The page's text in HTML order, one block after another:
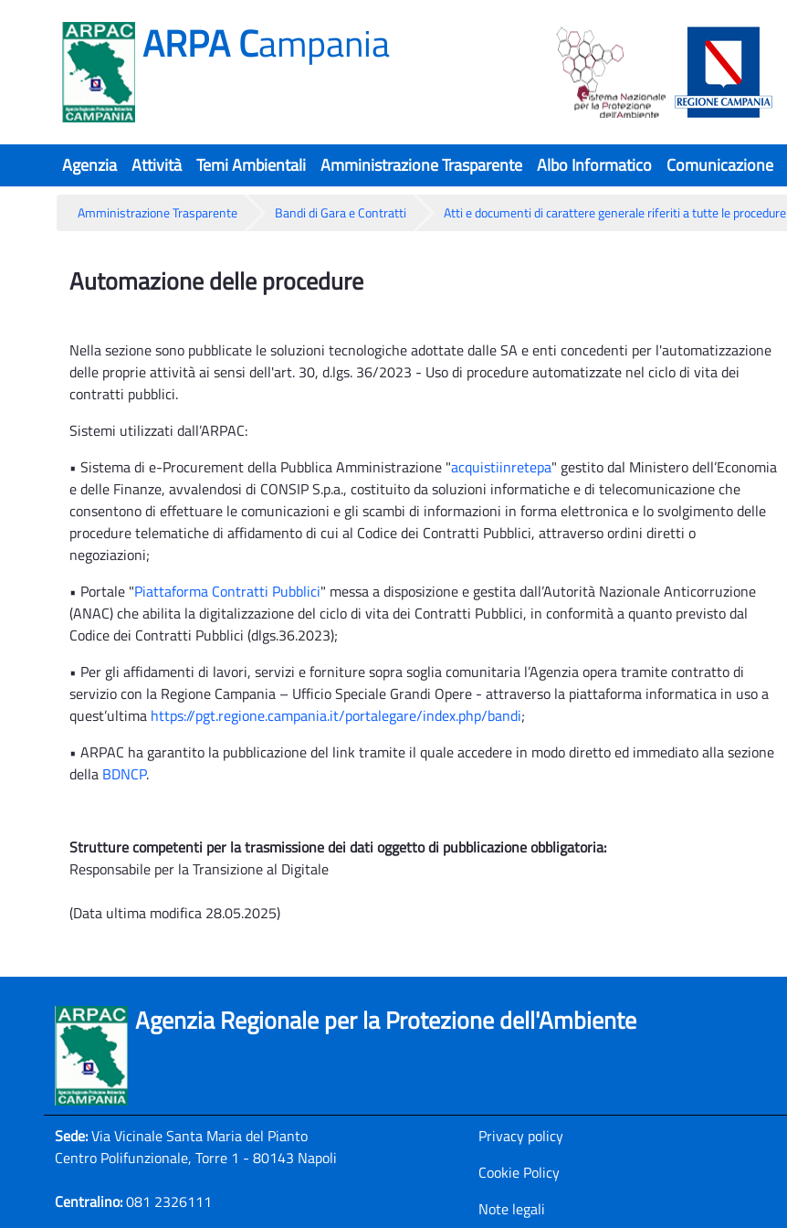
ARPA Campania
Agenzia Attività Temi Ambientali Amministrazione Trasparente Albo Informatico Comunicazione
Amministrazione Trasparente Bandi di Gara e Contratti Atti e documenti di carattere generale riferiti a tutte le procedure
Automazione delle procedure
Automazione delle procedure
Nella sezione sono pubblicate le soluzioni tecnologiche adottate dalle SA e enti concedenti per l'automatizzazione
delle proprie attività ai sensi dell'art. 30, d.lgs. 36/2023 - Uso di procedure automatizzate nel ciclo di vita dei
contratti pubblici.
Sistemi utilizzati dall’ARPAC:
• Sistema di e-Procurement della Pubblica Amministrazione "acquistiinretepa" gestito dal Ministero dell’Economia
e delle Finanze, avvalendosi di CONSIP S.p.a., costituito da soluzioni informatiche e di telecomunicazione che
consentono di effettuare le comunicazioni e gli scambi di informazioni in forma elettronica e lo svolgimento delle
procedure telematiche di affidamento di cui al Codice dei Contratti Pubblici, attraverso ordini diretti o
negoziazioni;
• Portale "Piattaforma Contratti Pubblici" messa a disposizione e gestita dall’Autorità Nazionale Anticorruzione
(ANAC) che abilita la digitalizzazione del ciclo di vita dei Contratti Pubblici, in conformità a quanto previsto dal
Codice dei Contratti Pubblici (dlgs.36.2023);
• Per gli affidamenti di lavori, servizi e forniture sopra soglia comunitaria l’Agenzia opera tramite contratto di
servizio con la Regione Campania – Ufficio Speciale Grandi Opere - attraverso la piattaforma informatica in uso a
quest’ultima https://pgt.regione.campania.it/portalegare/index.php/bandi;
• ARPAC ha garantito la pubblicazione del link tramite il quale accedere in modo diretto ed immediato alla sezione
della BDNCP.
Strutture competenti per la trasmissione dei dati oggetto di pubblicazione obbligatoria:
Responsabile per la Transizione al Digitale
(Data ultima modifica 28.05.2025)
Agenzia Regionale per la Protezione dell'Ambiente
Sede:Via Vicinale Santa Maria del Pianto
Centro Polifunzionale, Torre 1 - 80143 Napoli
Centralino:081 2326111
Privacy policy
Cookie Policy
Note legali